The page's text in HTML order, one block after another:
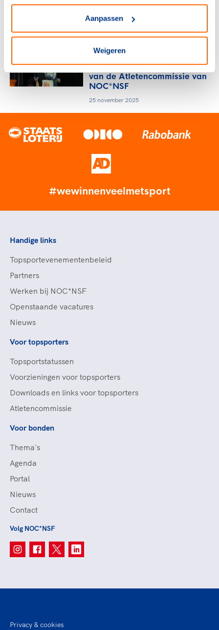
Aanpassen
Weigeren
Cees Varossieau ontvangt
erepenning NOC*NSF
NOC*NSF
Dit zijn de nieuwe voorzitters
van de Atletencommissie van
NOC*NSF
25 november 2025
#wewinnenveelmetsport
Handige links
Topsportevenementenbeleid
Partners
Werken bij NOC*NSF
Openstaande vacatures
Nieuws
Voor topsporters
Topsportstatussen
Voorzieningen voor topsporters
Downloads en links voor topsporters
Atletencommissie
Voor bonden
Thema's
Agenda
Portal
Nieuws
Contact
Volg NOC*NSF
Privacy & cookies